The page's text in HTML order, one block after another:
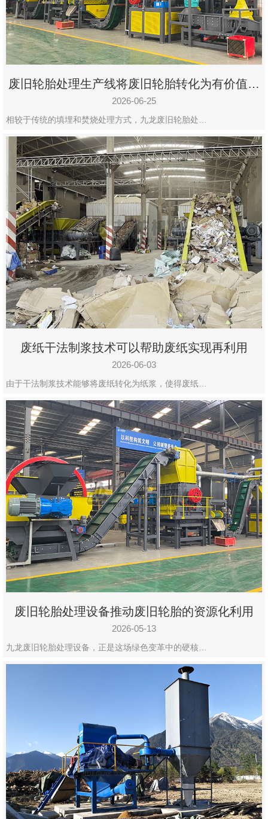
号-1
废旧轮胎处理生产线将废旧轮胎转化为有价值的
资源
2026-06-25
相较于传统的填埋和焚烧处理方式，九龙废旧轮胎处…
废纸干法制浆技术可以帮助废纸实现再利用
2026-06-03
由于干法制浆技术能够将废纸转化为纸浆，使得废纸…
废旧轮胎处理设备推动废旧轮胎的资源化利用
2026-05-13
九龙废旧轮胎处理设备，正是这场绿色变革中的硬核…